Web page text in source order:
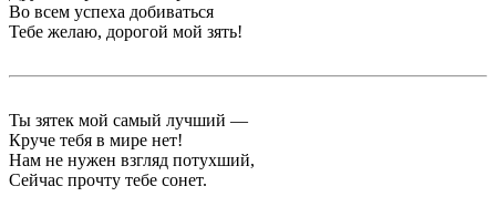
Во всем успеха добиваться
Тебе желаю, дорогой мой зять!
Ты зятек мой самый лучший —
Круче тебя в мире нет!
Нам не нужен взгляд потухший,
Сейчас прочту тебе сонет.